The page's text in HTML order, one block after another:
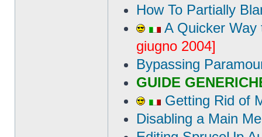
How To Partially
A Quicker Way
giugno 2004]
Bypassing
GUIDE
Getting Rid of
Disabling a Main